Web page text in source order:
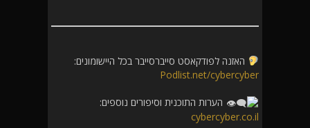
האזנה לפודקאסט סייברסייבר בכל היישומונים:
Podlist.net/cybercyber
הערות התוכנית וסיפורים נוספים:
cybercyber.co.il